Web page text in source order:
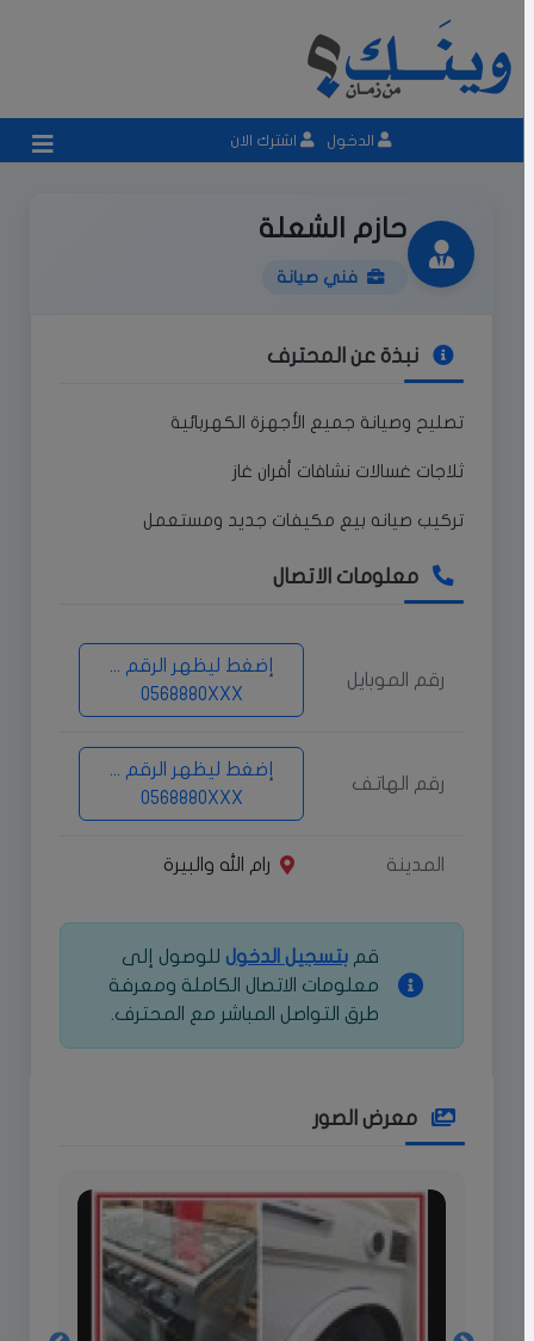
الدخول اشترك الان
حازم الشعلة
فني صيانة
نبذة عن المحترف
تصليح وصيانة جميع الأجهزة الكهربائية
ثلاجات غسالات نشافات أفران غاز
تركيب صيانه بيع مكيفات جديد ومستعمل
معلومات الاتصال
رقم الموبايل
إضغط ليظهر الرقم ...
0568880XXX
رقم الهاتف
إضغط ليظهر الرقم ...
0568880XXX
المدينة رام الله والبيرة
قمبتسجيل الدخول للوصول إلى
معلومات الاتصال الكاملة ومعرفة
طرق التواصل المباشر مع المحترف.
معرض الصور